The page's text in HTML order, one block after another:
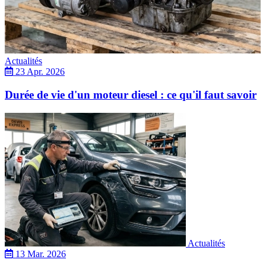
Actualités
23 Apr. 2026
Durée de vie d'un moteur diesel : ce qu'il faut savoir
Actualités
13 Mar. 2026